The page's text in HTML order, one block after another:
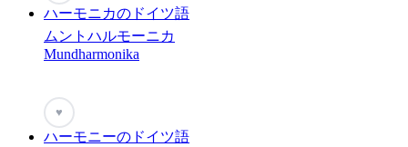
ハーモニカのドイツ語
ムントハルモーニカ
Mundharmonika
♥
ハーモニーのドイツ語